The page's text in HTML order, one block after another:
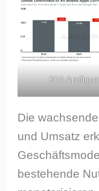
Bild:
Die
und Umsatz
bestehende